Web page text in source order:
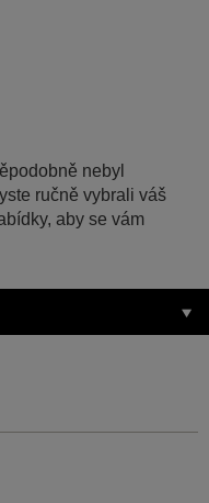
nebyl
ručně vybrali váš
aby se vám